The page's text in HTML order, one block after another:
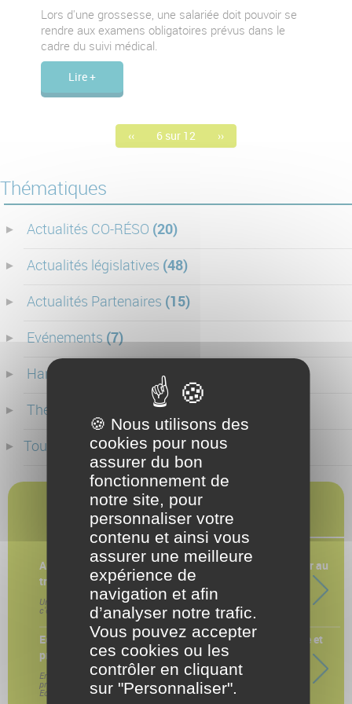
Lors d'une grossesse, une salariée doit pouvoir se
rendre aux examens obligatoires prévus dans le
cadre du suivi médical.
Lire +
‹‹ 6 sur 12 ››
Thématiques
Actualités CO-RÉSO (20)
Actualités législatives (48)
Actualités Partenaires (15)
Evénements(7)
Handicap
Thématique
Toutes
(92 )
DERNIERS ARTICLES
Arrêt maladie longue durée : comment préparer le retour au
travail ?
Un arrêt maladie de plusieurs semaines, parfois plusieurs mois :
c'es
EcoVadis et notre démarche RSE : structurer, apprendre et
progresser
En novembre 2025, CO-RÉSO a soumis l'ensemble de ses
pratiques à une évaluation RSE indépendante menée par
EcoVadis, l'une des références inter
🍪 Nous utilisons des
cookies pour nous
assurer du bon
fonctionnement de
notre site, pour
personnaliser votre
contenu et ainsi vous
assurer une meilleure
expérience de
navigation et afin
d’analyser notre trafic.
Vous pouvez accepter
ces cookies ou les
contrôler en cliquant
sur "Personnaliser".